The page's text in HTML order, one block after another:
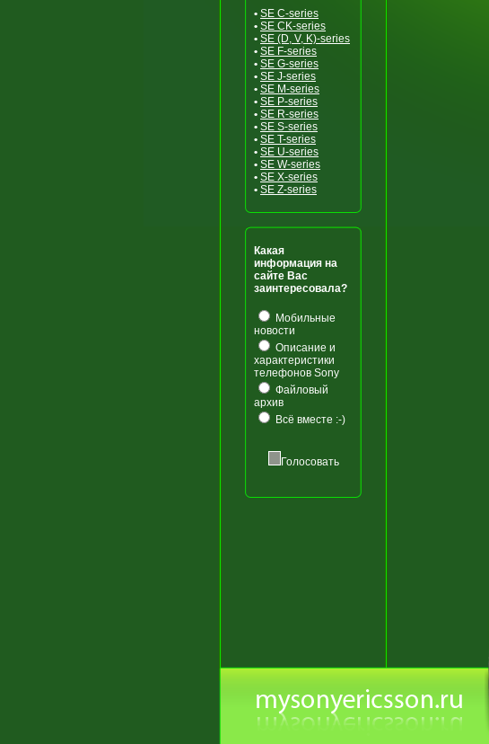
• SE C-series
• SE CK-series
• SE (D, V, K)-series
• SE F-series
• SE G-series
• SE J-series
• SE M-series
• SE P-series
• SE R-series
• SE S-series
• SE T-series
• SE U-series
• SE W-series
• SE X-series
• SE Z-series
Какая
информация на
сайте Вас
заинтересовала?
Мобильные
новости
Описание и
характеристики
телефонов Sony
Файловый
архив
Всё вместе :-)
Голосовать